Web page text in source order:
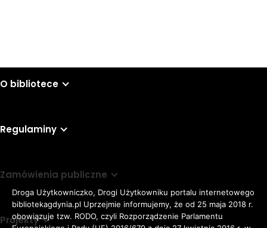
O bibliotece
Regulaminy
Zamówienia publiczne
Projekty
Droga Użytkowniczko, Drogi Użytkowniku portalu internetowego
bibliotekagdynia.pl Uprzejmie informujemy, że od 25 maja 2018 r.
obowiązuje tzw. RODO, czyli Rozporządzenie Parlamentu